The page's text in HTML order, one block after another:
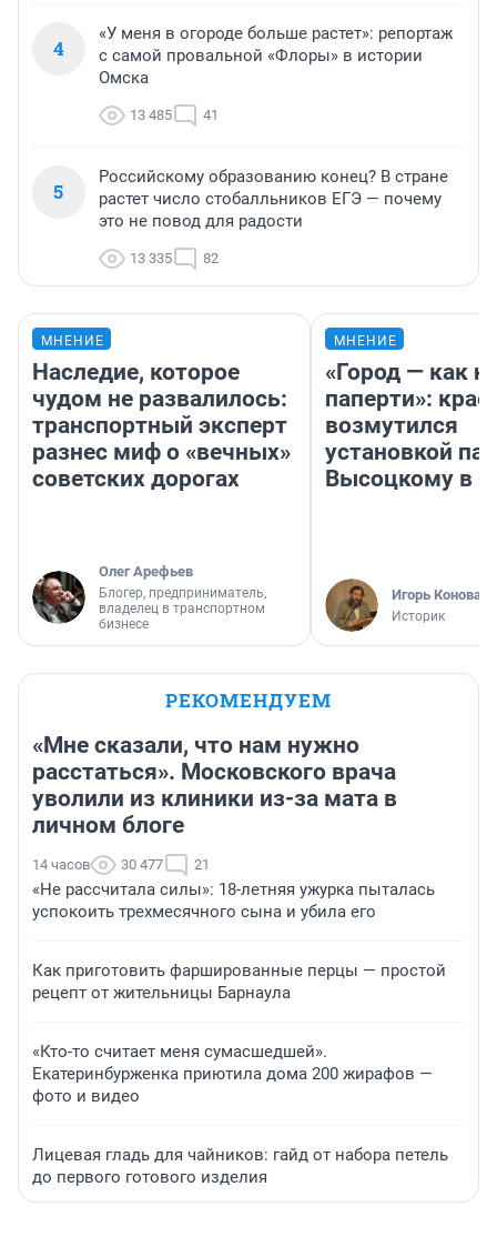
4
«У меня в огороде больше растет»: репортаж
с самой провальной «Флоры» в истории
Омска
13 485 41
5
Российскому образованию конец? В стране
растет число стобалльников ЕГЭ — почему
это не повод для радости
13 335 82
МНЕНИЕ
Наследие, которое
чудом не развалилось:
транспортный эксперт
разнес миф о «вечных»
советских дорогах
Олег Арефьев
Блогер, предприниматель,
владелец в транспортном
бизнесе
МНЕНИЕ
«Город — как
паперти»:
возмутился
установкой
Высоцкому в
Игорь
Историк
РЕКОМЕНДУЕМ
«Мне сказали, что нам нужно
расстаться». Московского врача
уволили из клиники из-за мата в
личном блоге
14 часов 30 477 21
«Не рассчитала силы»: 18-летняя ужурка пыталась
успокоить трехмесячного сына и убила его
Как приготовить фаршированные перцы — простой
рецепт от жительницы Барнаула
«Кто-то считает меня сумасшедшей».
Екатеринбурженка приютила дома 200 жирафов —
фото и видео
Лицевая гладь для чайников: гайд от набора петель
до первого готового изделия